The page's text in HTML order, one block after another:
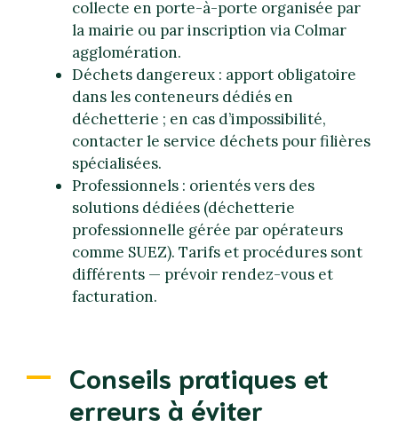
collecte en porte-à-porte organisée par
la mairie ou par inscription via Colmar
agglomération.
Déchets dangereux : apport obligatoire
dans les conteneurs dédiés en
déchetterie ; en cas d’impossibilité,
contacter le service déchets pour filières
spécialisées.
Professionnels : orientés vers des
solutions dédiées (déchetterie
professionnelle gérée par opérateurs
comme SUEZ). Tarifs et procédures sont
différents — prévoir rendez-vous et
facturation.
Conseils pratiques et
erreurs à éviter